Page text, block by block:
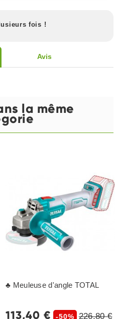
fois !
Avis
la même
♣ Meuleuse d'angle TOTAL
113,40 € -50% 226,80 €